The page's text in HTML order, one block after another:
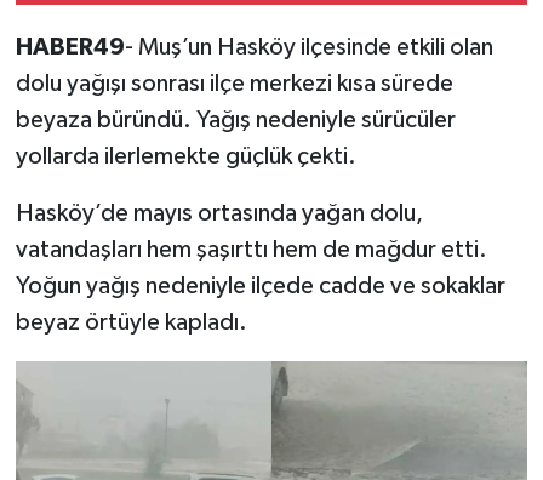
HABER49- Muş’un Hasköy ilçesinde etkili olan
dolu yağışı sonrası ilçe merkezi kısa sürede
beyaza büründü. Yağış nedeniyle sürücüler
yollarda ilerlemekte güçlük çekti.
Hasköy’de mayıs ortasında yağan dolu,
vatandaşları hem şaşırttı hem de mağdur etti.
Yoğun yağış nedeniyle ilçede cadde ve sokaklar
beyaz örtüyle kapladı.